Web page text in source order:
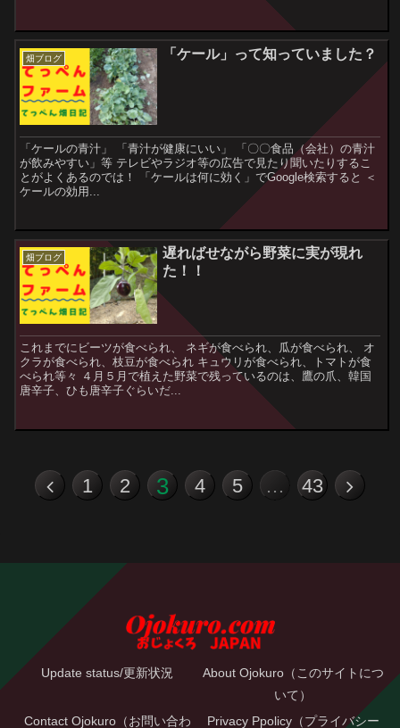
畑ブログ 「ケール」って知っていました？
「ケールの青汁」 「青汁が健康にいい」 「〇〇食品（会社）の青汁
が飲みやすい」等 テレビやラジオ等の広告で見たり聞いたりするこ
とがよくあるのでは！ 「ケールは何に効く」でGoogle検索すると ＜
ケールの効用...
畑ブログ
遅ればせながら野菜に実が現れ
た！！
これまでにビーツが食べられ、 ネギが食べられ、瓜が食べられ、 オ
クラが食べられ、枝豆が食べられ キュウリが食べられ、トマトが食
べられ等々 ４月５月で植えた野菜で残っているのは、鷹の爪、韓国
唐辛子、ひも唐辛子ぐらいだ...
1 2 3 4 5 … 43
Update status/更新状況
About Ojokuro（このサイトにつ
いて）
Contact Ojokuro（お問い合わ
Privacy Ppolicy（プライバシー